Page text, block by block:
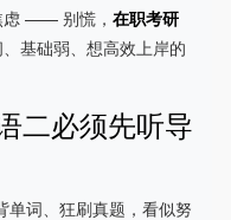
虑 —— 别慌， 在职考研
基础弱、想高效上岸的
二必须先听导
单词、狂刷真题，看似努